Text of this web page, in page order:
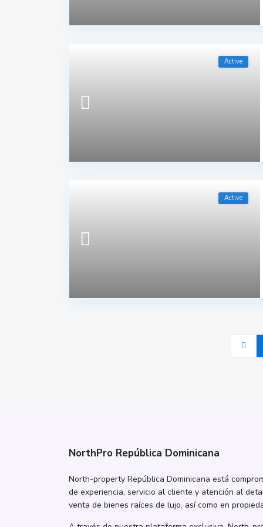
Active
Active
NorthPro República Dominicana
North-property República Dominicana está
de experiencia, servicio al cliente y atención al
venta de bienes raíces de lujo, así como en